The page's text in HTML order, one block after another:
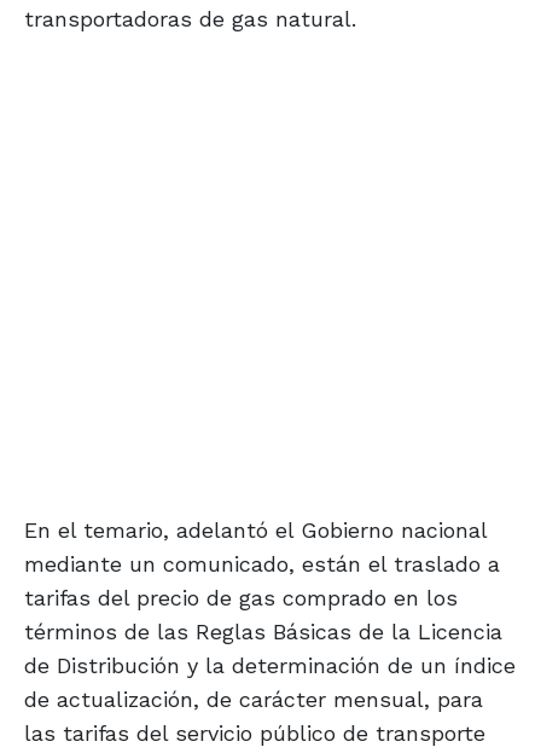
transportadoras de gas natural.
En el temario, adelantó el Gobierno nacional
mediante un comunicado, están el traslado a
tarifas del precio de gas comprado en los
términos de las Reglas Básicas de la Licencia
de Distribución y la determinación de un índice
de actualización, de carácter mensual, para
las tarifas del servicio público de transporte